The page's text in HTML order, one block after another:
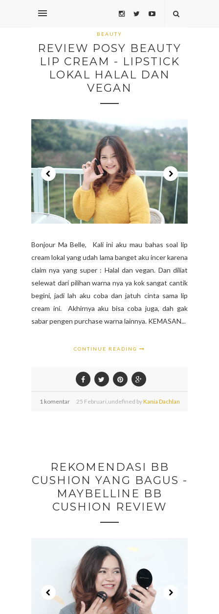
BEAUTY
REVIEW POSY BEAUTY
LIP CREAM - LIPSTICK
LOKAL HALAL DAN
VEGAN
Bonjour Ma Belle, Kali ini aku mau bahas soal lip
cream lokal yang udah lama banget aku incer karena
claim nya yang super : Halal dan vegan. Dan diliat
selewat dari pilihan warna nya ya kok sangat cantik
begini, jadi lah aku coba dan jatuh cinta sama lip
cream ini. Akhirnya aku bisa coba juga, dah gak
sabar pengen purchase warna lainnya. KEMASAN...
CONTINUE READING
1 komentar 25 Februari,undefined byKania Dachlan
REKOMENDASI BB
CUSHION YANG BAGUS -
MAYBELLINE BB
CUSHION REVIEW